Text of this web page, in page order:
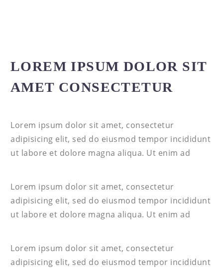
LOREM IPSUM DOLOR SIT
AMET CONSECTETUR
Lorem ipsum dolor sit amet, consectetur
adipisicing elit, sed do eiusmod tempor incididunt
ut labore et dolore magna aliqua. Ut enim ad
Lorem ipsum dolor sit amet, consectetur
adipisicing elit, sed do eiusmod tempor incididunt
ut labore et dolore magna aliqua. Ut enim ad
Lorem ipsum dolor sit amet, consectetur
adipisicing elit, sed do eiusmod tempor incididunt